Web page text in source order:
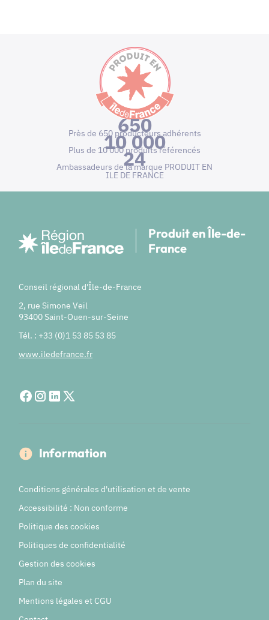
650
Près de 650 producteurs adhérents
10 000
Plus de 10 000 produits référencés
24
Ambassadeurs de la marque PRODUIT EN
ILE DE FRANCE
Produit en Île-de-
France
Conseil régional d'Île-de-France
2, rue Simone Veil
93400 Saint-Ouen-sur-Seine
Tél. : +33 (0)1 53 85 53 85
www.iledefrance.fr
Information
Conditions générales d'utilisation et de vente
Accessibilité : Non conforme
Politique des cookies
Politiques de confidentialité
Gestion des cookies
Plan du site
Mentions légales et CGU